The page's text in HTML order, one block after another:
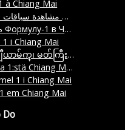
à Chiang Mai
أين يمكن مشاهدة سباقات
1 в Чиангмае
i Chiang Mai
ကန်ဒရှိနီးရှိနိုင်ပါသလား။
Chiang Maissa
1 i Chiang Mai
em Chiang Mai
Do